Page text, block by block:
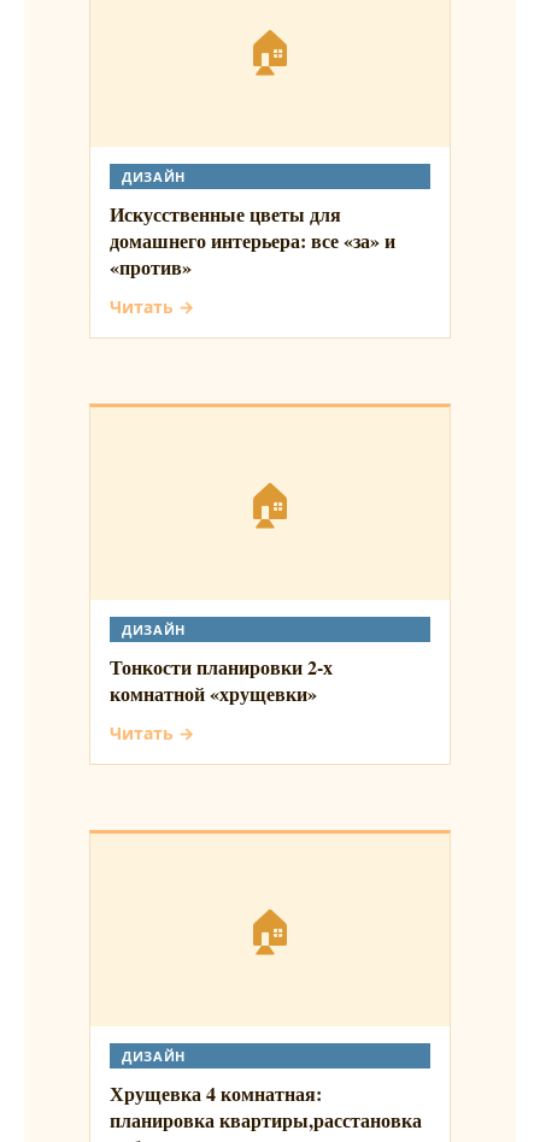
🏠
ДИЗАЙН
Искусственные цветы для
домашнего интерьера: все «за» и
«против»
Читать →
🏠
ДИЗАЙН
Тонкости планировки 2-х
комнатной «хрущевки»
Читать →
🏠
ДИЗАЙН
Хрущевка 4 комнатная:
планировка квартиры,расстановка